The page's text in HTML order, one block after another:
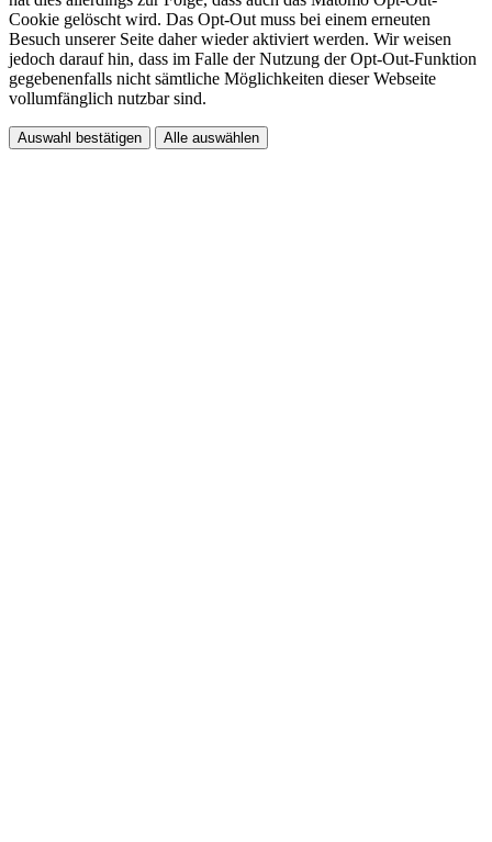
Cookie gelöscht wird. Das Opt-Out muss bei einem erneuten
Besuch unserer Seite daher wieder aktiviert werden. Wir weisen
jedoch darauf hin, dass im Falle der Nutzung der Opt-Out-Funktion
gegebenenfalls nicht sämtliche Möglichkeiten dieser Webseite
vollumfänglich nutzbar sind.
Auswahl bestätigen Alle auswählen